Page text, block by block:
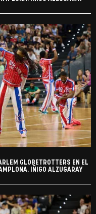
GLOBETROTTERS EN EL
IÑIGO ALZUGARAY